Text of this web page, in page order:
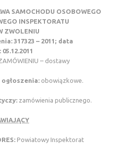
SAMOCHODU OSOBOWEGO
INSPEKTORATU
ZWOLENIU
317323 – 2011; data
– dostawy
obowiązkowe.
zamówienia publicznego.
Powiatowy Inspektorat